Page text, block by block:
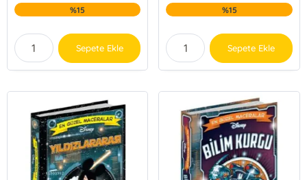
%15
Sepete Ekle
%15
Sepete Ekle